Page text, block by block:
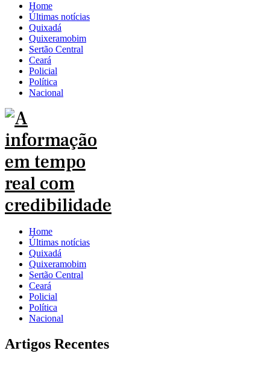
Home
Últimas notícias
Quixadá
Quixeramobim
Sertão Central
Ceará
Policial
Política
Nacional
Home
Últimas notícias
Quixadá
Quixeramobim
Sertão Central
Ceará
Policial
Política
Nacional
Artigos Recentes